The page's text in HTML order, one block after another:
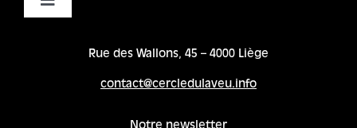
Toggle
Rue des Wallons, 45 – 4000 Liège
contact@cercledulaveu.info
Notre newsletter